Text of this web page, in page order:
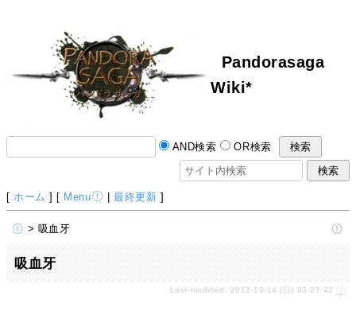
Pandorasaga
Wiki*
AND検索 OR検索
[ ホーム ] [ Menu |最終更新 ]
> 吸血牙
吸血牙
Last-modified: 2012-10-14 (日) 03:27:42